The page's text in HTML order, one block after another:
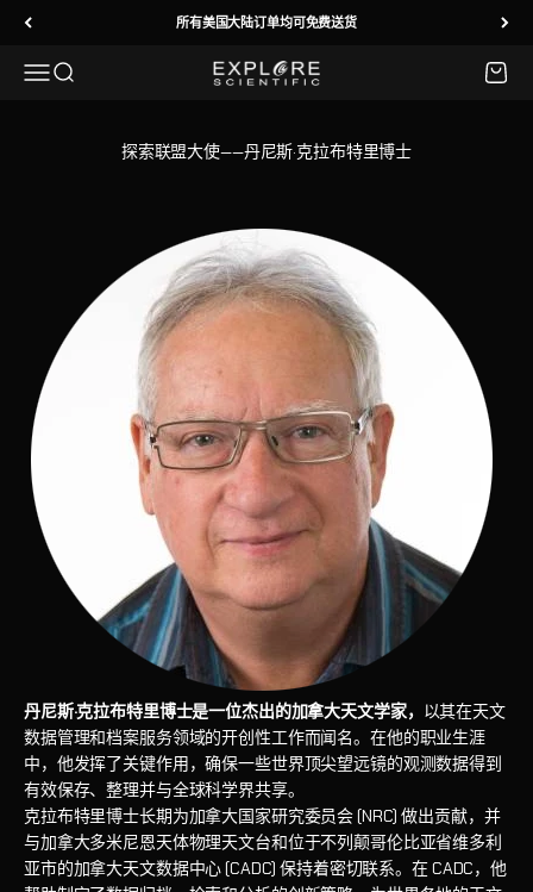
跳转到内容 所有美国大陆订单均可免费送货
菜单搜索 Explore Scientific 购物车
探索联盟大使——丹尼斯·克拉布特里博士
丹尼斯·克拉布特里博士是一位杰出的加拿大天文学家， 以其在天文
数据管理和档案服务领域的开创性工作而闻名。在他的职业生涯
中，他发挥了关键作用，确保一些世界顶尖望远镜的观测数据得到
有效保存、整理并与全球科学界共享。
克拉布特里博士长期为加拿大国家研究委员会 (NRC) 做出贡献，并
与加拿大多米尼恩天体物理天文台和位于不列颠哥伦比亚省维多利
亚市的加拿大天文数据中心 (CADC) 保持着密切联系。在 CADC，他